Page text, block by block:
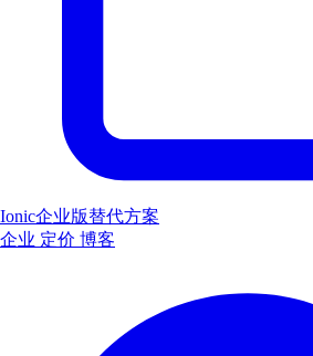
Ionic企业版替代方案
企业 定价 博客